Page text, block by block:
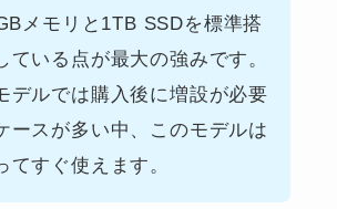
メモリと1TB SSDを標準搭
ている点が最大の強みです。
デルでは購入後に増設が必要
ースが多い中、このモデルは
てすぐ使えます。